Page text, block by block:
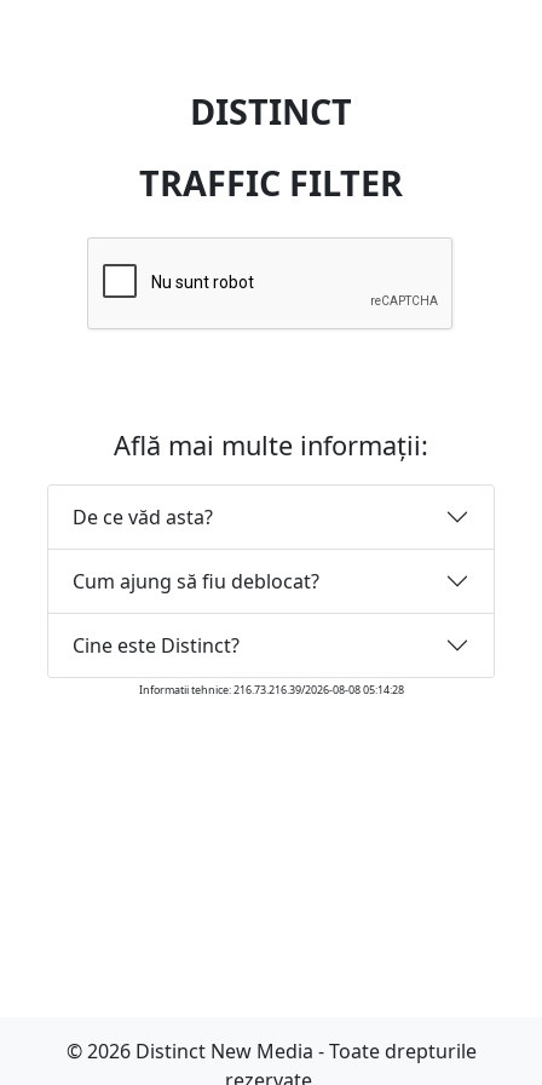
DISTINCT
TRAFFIC FILTER
Află mai multe informații:
De ce văd asta?
Cum ajung să fiu deblocat?
Cine este Distinct?
Informatii tehnice: 216.73.216.39/2026-08-08 05:14:28
© 2026 Distinct New Media - Toate drepturile